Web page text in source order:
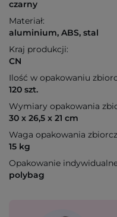
czarny
Materiał:
aluminium, ABS, stal
Kraj produkcji:
CN
Ilość w opakowaniu
120 szt.
Wymiary opakowania
30 x 26,5 x 21 cm
Waga opakowania
15 kg
Opakowanie
polybag